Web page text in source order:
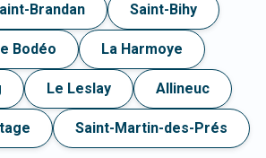
Brandan Saint-Bihy
Bodéo La Harmoye
Le Leslay Allineuc
Saint-Martin-des-Prés